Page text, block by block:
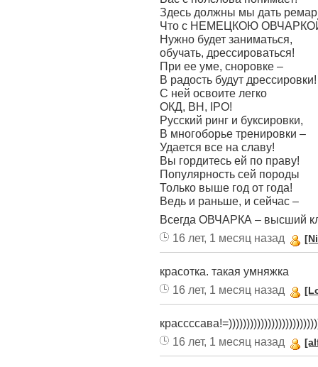
Здесь должны мы дать
Что с НЕМЕЦКОЮ
Нужно будет заниматься,
обучать, дрессироваться!
При ее уме, сноровке –
В радость будут дрессировки!
С ней освоите легко
ОКД, BH, IPO!
Русский ринг и буксировки,
В многоборье тренировки –
Удается все на славу!
Вы гордитесь ей по праву!
Популярность сей породы
Только выше год от года!
Ведь и раньше, и сейчас –
Всегда ОВЧАРКА – высший
16 лет, 1 месяц назад
красотка. такая умняжка
16 лет, 1 месяц назад
16 лет, 1 месяц назад